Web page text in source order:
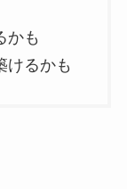
かも
けるかも